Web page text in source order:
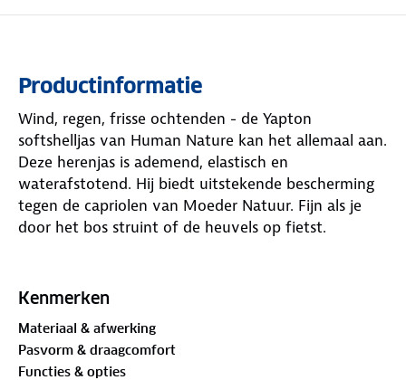
Productinformatie
Wind, regen, frisse ochtenden - de Yapton
softshelljas van Human Nature kan het allemaal aan.
Deze herenjas is ademend, elastisch en
waterafstotend. Hij biedt uitstekende bescherming
tegen de capriolen van Moeder Natuur. Fijn als je
door het bos struint of de heuvels op fietst.
en ventilatie. De windvanger weert koude lucht,
doorbreekt, kun je de verstelbare capuchon eraf
halen. De manchetten en zoom pas je aan voor een
Kenmerken
Materiaal & afwerking
Pasvorm & draagcomfort
Functies & opties